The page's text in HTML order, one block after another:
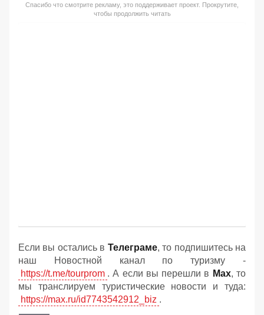
Спасибо что смотрите рекламу, это поддерживает проект. Прокрутите,
чтобы продолжить читать
Если вы остались в Телеграме, то подпишитесь на
наш Новостной канал по туризму -
https://t.me/tourprom . А если вы перешли в Мах, то
мы транслируем туристические новости и туда:
https://max.ru/id7743542912_biz .